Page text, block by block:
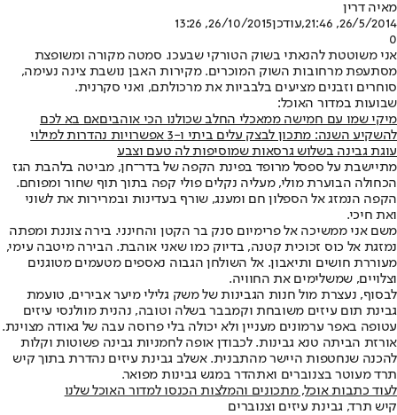
מאיה דרין
26/5/2014, 21:46
,עודכן26/10/2015, 13:26
0
אני משוטטת להנאתי בשוק הטורקי שבעכו. סמטה מקורה ומשופצת
מסתעפת מרחובות השוק המוכרים. מקירות האבן נושבת צינה נעימה,
סוחרים וזבנים מציעים בלבביות את מרכולתם, ואני סקרנית.
שבועות במדור האוכל:
מיקי שמו עם חמישה ממאכלי החלב שכולנו הכי אוהביםאם בא לכם
להשקיע השנה: מתכון לבצק עלים ביתי ו-3 אפשרויות נהדרות למילוי
עוגת גבינה בשלוש גרסאות שמוסיפות לה טעם וצבע
מתיישבת על ספסל מרופד בפינת הקפה של בדר־חן, מביטה בלהבת הגז
הכחולה הבוערת מולי, מעליה נקלים פולי קפה בתוך תוף שחור ומפוחם.
הקפה הנמזג אל הספלון חם ומענג, שורף בעדינות ובמרירות את לשוני
ואת חיכי.
משם אני ממשיכה אל פרימיום סנק בר הקטן והחינני. בירה צוננת ומפתה
נמזגת אל כוס זכוכית קטנה, בדיוק כמו שאני אוהבת. הבירה מיטבה עימי,
מעוררת חושים ותיאבון. אל השולחן הגבוה נאספים מטעמים מטוגנים
וצלויים, שמשלימים את החוויה.
לבסוף, נעצרת מול חנות הגבינות של משק גלילי מיער אבירים, טועמת
גבינת תום עיזים משובחת וקמבבר בשלה וטובה, נהנית מוולנסי עיזים
עטופה באפר ערמונים מעניין ולא יכולה בלי פרוסה עבה של גאודה מצוינת.
אורזת הביתה טנא גבינות. לכבודן אופה לחמניות גבינה פשוטות וקלות
להכנה שנחטפות היישר מהתבנית. אשלב גבינת עיזים נהדרת בתוך קיש
תרד מעוטר בצנוברים ואתהדר במגש גבינות מפואר.
לעוד כתבות אוכל, מתכונים והמלצות הכנסו למדור האוכל שלנו
קיש תרד, גבינת עיזים וצנוברים